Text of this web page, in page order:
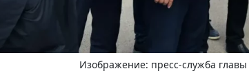
Изображение: пресс-служба